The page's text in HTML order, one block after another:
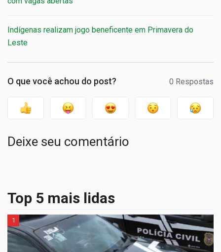
Indígenas realizam jogo beneficente em Primavera do
Leste
O que você achou do post? 0 Respostas
Deixe seu comentário
Top 5 mais lidas
1